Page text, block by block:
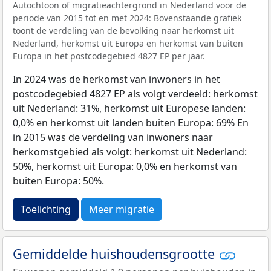
Autochtoon of migratieachtergrond in Nederland voor de
periode van 2015 tot en met 2024: Bovenstaande grafiek
toont de verdeling van de bevolking naar herkomst uit
Nederland, herkomst uit Europa en herkomst van buiten
Europa in het postcodegebied 4827 EP per jaar.
In 2024 was de herkomst van inwoners in het
postcodegebied 4827 EP als volgt verdeeld: herkomst
uit Nederland: 31%, herkomst uit Europese landen:
0,0% en herkomst uit landen buiten Europa: 69% En
in 2015 was de verdeling van inwoners naar
herkomstgebied als volgt: herkomst uit Nederland:
50%, herkomst uit Europa: 0,0% en herkomst van
buiten Europa: 50%.
Toelichting Meer migratie
Gemiddelde huishoudensgrootte